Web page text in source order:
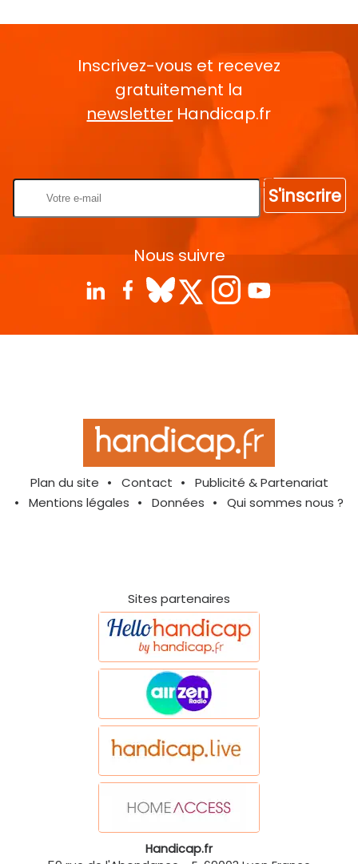
Inscrivez-vous et recevez
gratuitement la
newsletter Handicap.fr
S'inscrire
Nous suivre
Plan du site Contact
Publicité & Partenariat
Mentions légales
Données Qui sommes nous ?
Sites partenaires
Handicap.fr